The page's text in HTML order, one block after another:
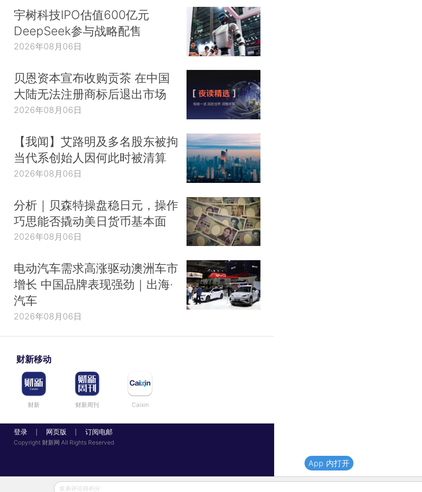
宇树科技IPO估值600亿元
DeepSeek参与战略配售
2026年08月06日
贝恩资本宣布收购贡茶 在中国
大陆无法注册商标后退出市场
2026年08月06日
【我闻】艾路明及多名股东被拘
当代系创始人因何此时被清算
2026年08月06日
分析｜贝森特操盘稳日元，操作
巧思能否撬动美日货币基本面
2026年08月06日
电动汽车需求高涨驱动澳洲车市
增长 中国品牌表现强劲｜出海·
汽车
2026年08月06日
财新移动
财新 财新周刊 Caixin
登录 网页版 订阅电邮
Copyright 财新网 All Rights Reserved
发表评论得积分
App 内打开